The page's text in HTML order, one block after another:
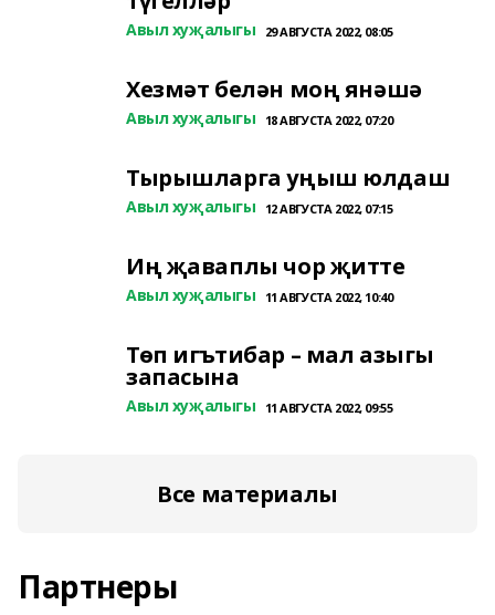
Авыл хуҗалыгы 29 АВГУСТА 2022, 08:05
Хезмәт белән моң янәшә
Авыл хуҗалыгы 18 АВГУСТА 2022, 07:20
Тырышларга уңыш юлдаш
Авыл хуҗалыгы 12 АВГУСТА 2022, 07:15
Иң җаваплы чор җитте
Авыл хуҗалыгы 11 АВГУСТА 2022, 10:40
Төп игътибар – мал азыгы
запасына
Авыл хуҗалыгы 11 АВГУСТА 2022, 09:55
Все материалы
Партнеры